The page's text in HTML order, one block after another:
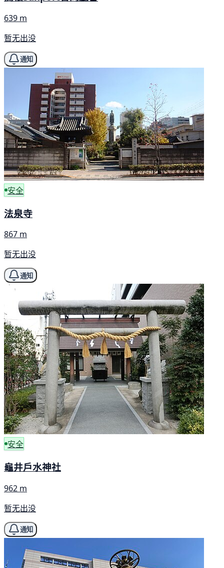
639 m
暂无出没
通知
安全
法泉寺
867 m
暂无出没
通知
安全
龜井戶水神社
962 m
暂无出没
通知